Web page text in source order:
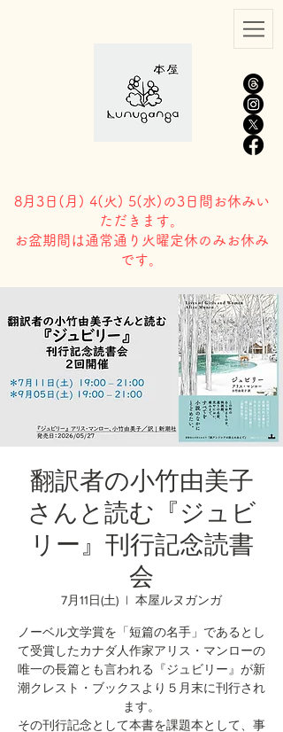
8月3日( 月) 4(火) 5(水)の3日間お休みい
ただきます。
​お盆期間は通常通り火曜定休のみお休み
です。
翻訳者の小竹由美子
さんと読む『ジュビ
リー』刊行記念読書
会
7月11日(土)
  |
本屋ルヌガンガ
ノーベル文学賞を「短篇の名手」であるとし
て受賞したカナダ人作家アリス・マンローの
唯一の長篇とも言われる『ジュビリー』が新
潮クレスト・ブックスより５月末に刊行され
ます。
その刊行記念として本書を課題本として、事